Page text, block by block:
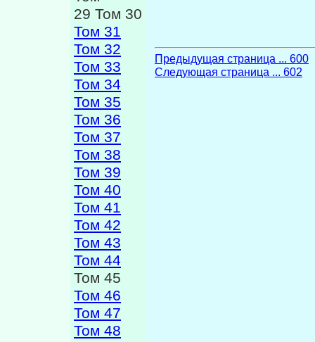
29 Том 30
Том 31
Том 32
Том 33
Том 34
Том 35
Том 36
Том 37
Том 38
Том 39
Том 40
Том 41
Том 42
Том 43
Том 44
Том 45
Том 46
Том 47
Том 48
Предыдущая страница ... 600
Следующая страница ... 602